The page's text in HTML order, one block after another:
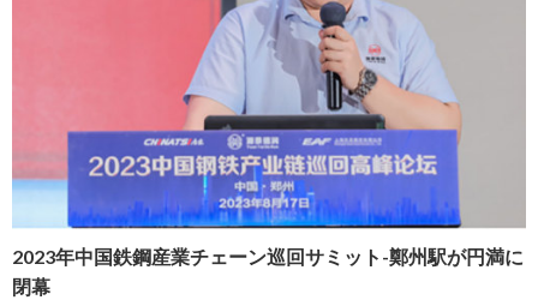
2023年中国鉄鋼産業チェーン巡回サミット-鄭州駅が円満に
閉幕